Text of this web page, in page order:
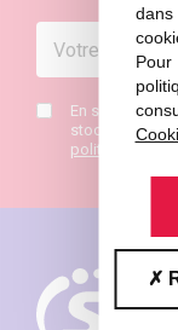
En saisissant
stockées et de
politique de